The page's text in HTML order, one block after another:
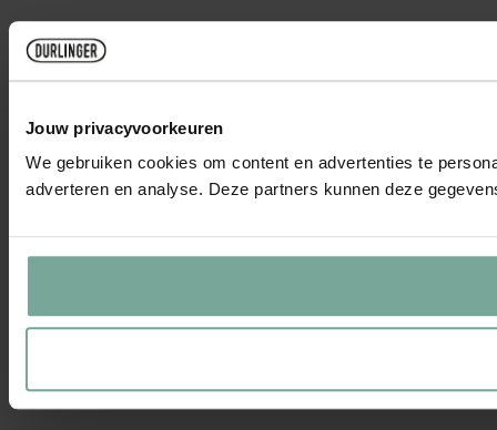
Jouw privacyvoorkeuren
We gebruiken cookies om content en advertenties te
adverteren en analyse. Deze partners kunnen deze